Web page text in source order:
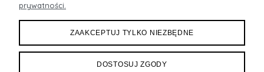
INFORMACJE
O NAS
prywatności.
ZAAKCEPTUJ TYLKO NIEZBĘDNE
DOSTOSUJ ZGODY